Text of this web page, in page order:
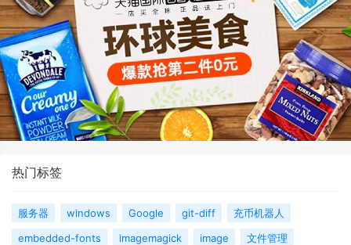
热门标签
服务器 windows Google git-diff
充币机器人
embedded-fonts
imagemagick image
文件管理